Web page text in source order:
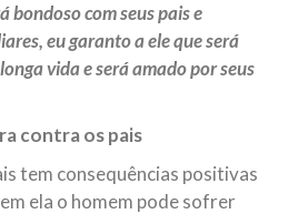
bondoso com seus pais e
eu garanto a ele que será
vida e será amado por seus
contra os pais
tem consequências positivas
ela o homem pode sofrer